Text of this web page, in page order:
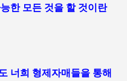
한 모든 것을 할 것이란
너희 형제자매들을 통해